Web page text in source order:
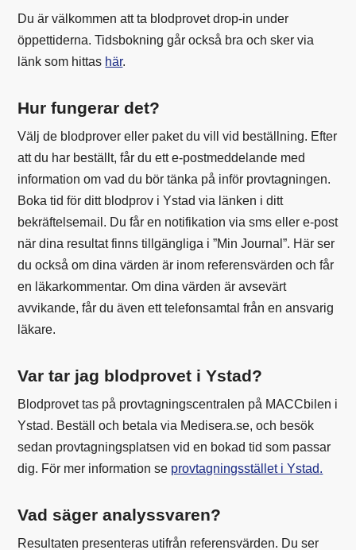
Du är välkommen att ta blodprovet drop-in under
öppettiderna. Tidsbokning går också bra och sker via
länk som hittas här.
Hur fungerar det?
Välj de blodprover eller paket du vill vid beställning. Efter
att du har beställt, får du ett e-postmeddelande med
information om vad du bör tänka på inför provtagningen.
Boka tid för ditt blodprov i Ystad via länken i ditt
bekräftelsemail. Du får en notifikation via sms eller e-post
när dina resultat finns tillgängliga i ”Min Journal”. Här ser
du också om dina värden är inom referensvärden och får
en läkarkommentar. Om dina värden är avsevärt
avvikande, får du även ett telefonsamtal från en ansvarig
läkare.
Var tar jag blodprovet i Ystad?
Blodprovet tas på provtagningscentralen på MACCbilen i
Ystad. Beställ och betala via Medisera.se, och besök
sedan provtagningsplatsen vid en bokad tid som passar
dig. För mer information se provtagningsstället i Ystad.
Vad säger analyssvaren?
Resultaten presenteras utifrån referensvärden. Du ser